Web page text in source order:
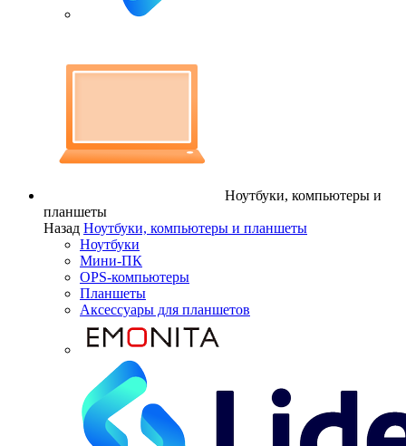
Ноутбуки, компьютеры и
планшеты
Назад Ноутбуки, компьютеры и планшеты
Ноутбуки
Мини-ПК
OPS-компьютеры
Планшеты
Аксессуары для планшетов